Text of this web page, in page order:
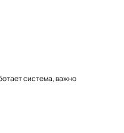
система, важно